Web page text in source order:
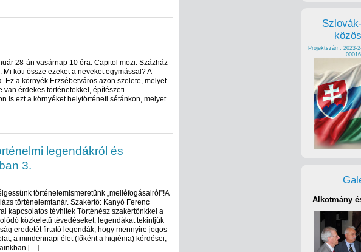
28-án vasárnap 10 óra. Capitol mozi. Százház
Mi köti össze ezeket a neveket egymással? A
Ez a környék Erzsébetváros azon szelete, melyet
van érdekes történetekkel, építészeti
is ezt a környéket helytörténeti sétánkon, melyet
legendákról és
3.
történelemismeretünk „melléfogásairól”!A
történelemtanár. Szakértő: Kanyó Ferenc
kapcsolatos tévhitek Történész szakértőnkkel a
közkeletű tévedéseket, legendákat tekintjük
eredetét firtató legendák, hogy mennyire jogos
a mindennapi élet (főként a higiénia) kérdései,
[…]
Projektszám: 2023-
Alkotmány